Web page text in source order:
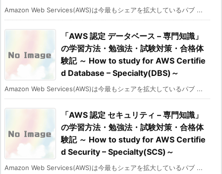
Amazon Web Services(AWS)は今最もシェアを拡大しているパブ ...
「AWS 認定 データベース – 専門知識」
の学習方法・勉強法・試験対策・合格体
験記 ～ How to study for AWS Certifie
d Database – Specialty(DBS)～
Amazon Web Services(AWS)は今最もシェアを拡大しているパブ ...
「AWS 認定 セキュリティ – 専門知識」
の学習方法・勉強法・試験対策・合格体
験記 ～ How to study for AWS Certifie
d Security – Specialty(SCS)～
Amazon Web Services(AWS)は今最もシェアを拡大しているパブ ...